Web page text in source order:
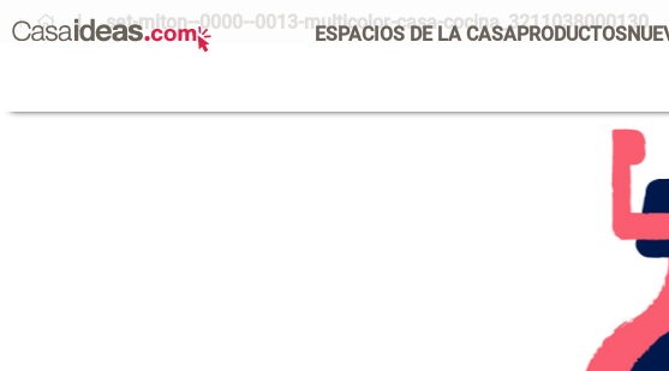
ESPACIOS DE LA CASAPRODUCTOS
set-miton--0000--0013-multicolor-casa-cocina_3211038000130